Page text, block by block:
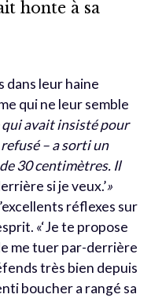
honte à sa
dans leur haine
qui ne leur semble
qui avait insisté pour
refusé – a sorti un
30 centimètres. Il
si je veux.’»
réflexes sur
«‘Je te propose
me tuer par-derrière
très bien depuis
boucher a rangé sa